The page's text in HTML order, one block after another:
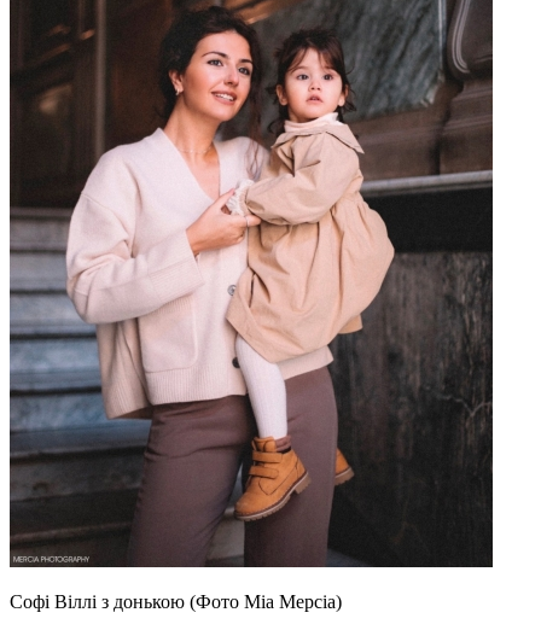
Софі Віллі з донькою (Фото Міа Мерсіа)